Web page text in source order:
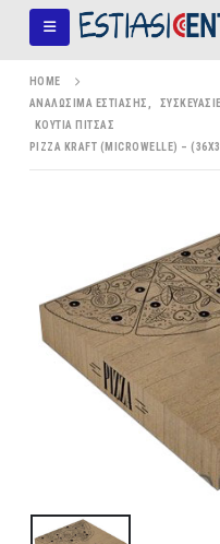
HOME
ΑΝΑΛΏΣΙΜΑ ΕΣΤΊΑΣΗΣ
ΚΟΥΤΙΆ ΠΊΤΣΑΣ
PIZZA KRAFT (MICROWELLE) –